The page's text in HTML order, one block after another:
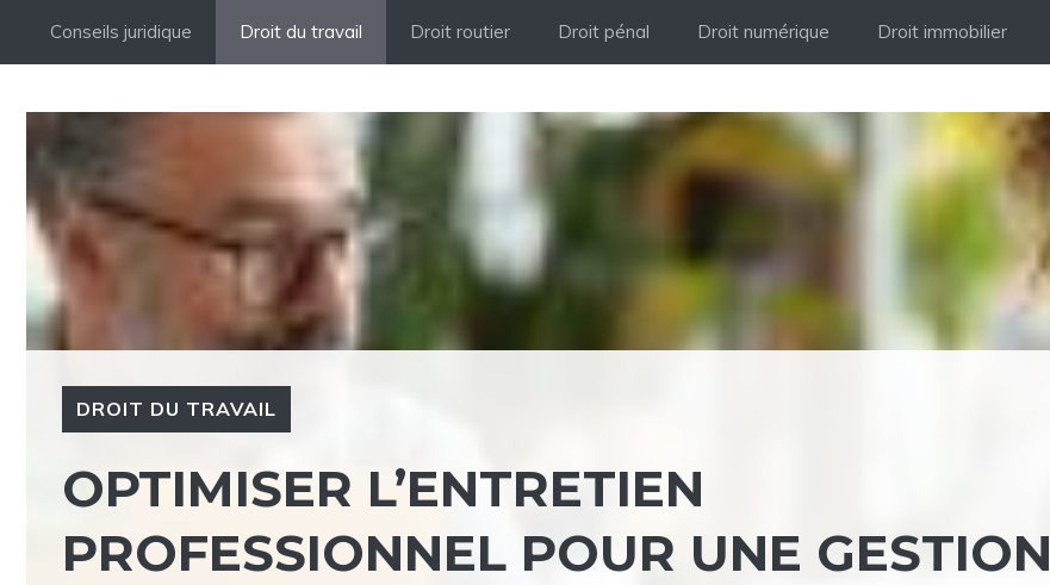
Conseils juridique Droit du travail Droit routier Droit pénal Droit numérique Droit immobilier
DROIT DU TRAVAIL
OPTIMISER L’ENTRETIEN
PROFESSIONNEL POUR UNE GESTION